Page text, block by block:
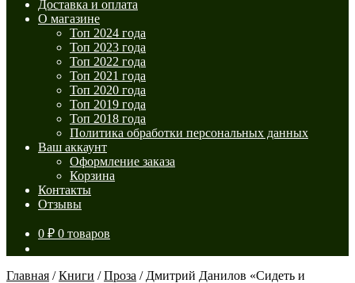
Доставка и оплата
О магазине
Топ 2024 года
Топ 2023 года
Топ 2022 года
Топ 2021 года
Топ 2020 года
Топ 2019 года
Топ 2018 года
Политика обработки персональных данных
Ваш аккаунт
Оформление заказа
Корзина
Контакты
Отзывы
0 ₽ 0 товаров
Главная /Книги /Проза / Дмитрий Данилов «Сидеть и